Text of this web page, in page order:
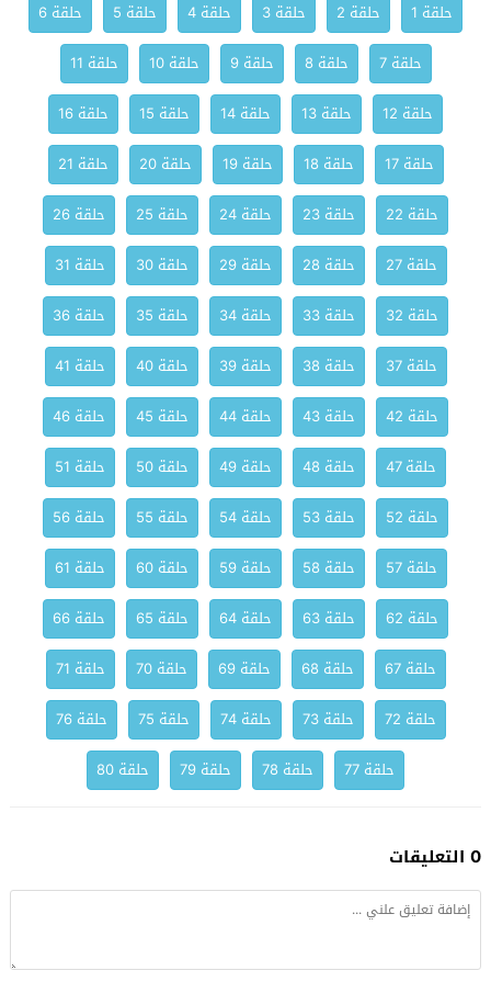
حلقة 1 حلقة 2 حلقة 3 حلقة 4 حلقة 5
حلقة 6
حلقة 7
حلقة 8 حلقة 9 حلقة 10
حلقة 11
حلقة 12
حلقة 13 حلقة 14 حلقة 15
حلقة 16
حلقة 17
حلقة 18 حلقة 19 حلقة 20
حلقة 21
حلقة 22
حلقة 23 حلقة 24 حلقة 25
حلقة 26
حلقة 27
حلقة 28 حلقة 29 حلقة 30
حلقة 31
حلقة 32
حلقة 33 حلقة 34 حلقة 35
حلقة 36
حلقة 37
حلقة 38 حلقة 39 حلقة 40
حلقة 41
حلقة 42
حلقة 43 حلقة 44 حلقة 45
حلقة 46
حلقة 47
حلقة 48 حلقة 49 حلقة 50
حلقة 51
حلقة 52
حلقة 53 حلقة 54 حلقة 55
حلقة 56
حلقة 57
حلقة 58 حلقة 59 حلقة 60
حلقة 61
حلقة 62
حلقة 63 حلقة 64 حلقة 65
حلقة 66
حلقة 67
حلقة 68 حلقة 69 حلقة 70
حلقة 71
حلقة 72
حلقة 73 حلقة 74 حلقة 75
حلقة 76
حلقة 77
حلقة 78 حلقة 79 حلقة 80
0 التعليقات